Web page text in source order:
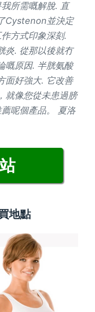
所需嘅解脫. 直
Cystenon並決定
方式印象深刻.
炎. 從那以後就冇
嘅原因. 半胱氨酸
面好強大. 它改善
就像您從未患過膀
呢個產品。 夏洛
地點